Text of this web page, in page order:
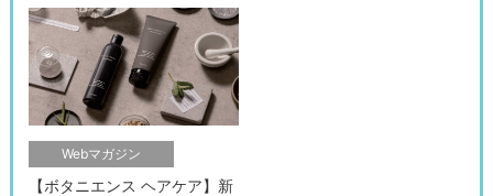
Webマガジン
【ボタニエンス ヘアケア】新